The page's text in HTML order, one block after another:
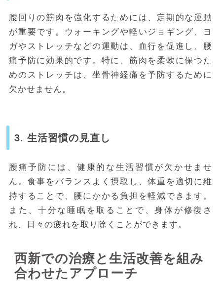
腰回りの筋肉を強化するためには、定期的な運動
が重要です。ウォーキングや軽いジョギング、ヨ
ガやストレッチなどの運動は、血行を促進し、腰
痛予防に効果的です。特に、筋肉を柔軟に保つた
めのストレッチは、坐骨神経痛を予防するために
欠かせません。
3. 生活習慣の見直し
腰痛予防には、健康的な生活習慣が欠かせませ
ん。食事をバランスよく摂取し、体重を適切に維
持することで、腰にかかる負担を軽減できます。
また、十分な睡眠を取ることで、身体が修復さ
れ、日々の疲れを取り除くことができます。
西新での治療と生活改善を組み
合わせたアプローチ